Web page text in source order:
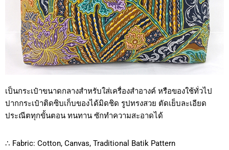
เป็นกระเป๋าขนาดกลางสำหรับใส่เครื่องสำอางค์ หรือของใช้ทั่วไป
ปากกระเป๋าติดซิบเก็บของได้มิดชิด รูปทรงสวย ตัดเย็บละเอียด
ประณีตทุกขั้นตอน ทนทาน ซักทำความสะอาดได้
∴ Fabric: Cotton, Canvas, Traditional Batik Pattern